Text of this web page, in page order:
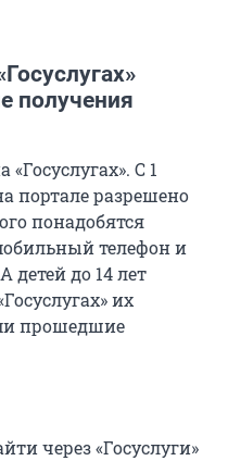
получения
С 1
портале разрешено
понадобятся
телефон и
детей до 14 лет
их
прошедшие
через «Госуслуги»